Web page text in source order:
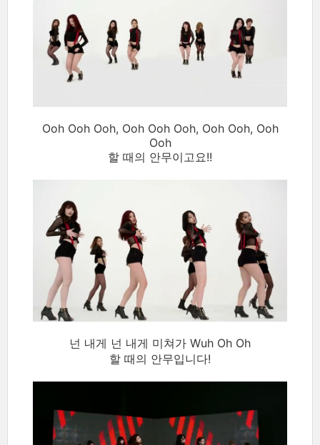
Ooh Ooh Ooh, Ooh Ooh Ooh, Ooh Ooh, Ooh
Ooh
할 때의 안무이고요!!
넌 내게 넌 내게 미쳐가 Wuh Oh Oh
할 때의 안무입니다!